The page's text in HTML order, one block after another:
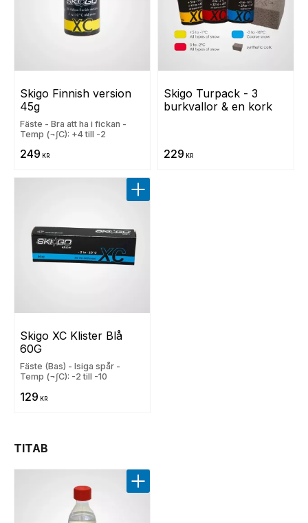
Skigo Finnish version
45g
Fäste - Bra att ha i fickan -
Temp (¬∫C): +4 till -2
249 KR
Skigo Turpack - 3
burkvallor & en kork
229 KR
Skigo XC Klister Blå
60G
Fäste (Bas) - Isiga spår -
Temp (¬∫C): -2 till -10
129 KR
Lägg till i favoriter
TITAB
Lägg till i favoriter